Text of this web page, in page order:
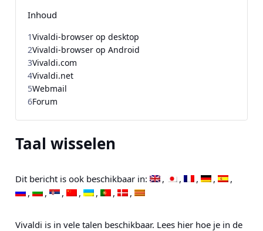
Taal wisselen
Dit bericht is ook beschikbaar in:
Vivaldi is in vele talen beschikbaar. Lees hier hoe je in de
Inhoud
1Vivaldi-browser op desktop
2Vivaldi-browser op Android
3Vivaldi.com
4Vivaldi.net
5Webmail
6Forum